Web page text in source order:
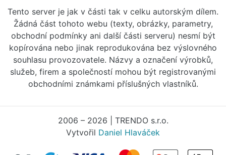
Tento server je jak v části tak v celku autorským dílem.
Žádná část tohoto webu (texty, obrázky, parametry,
obchodní podmínky ani další části serveru) nesmí být
kopírována nebo jinak reprodukována bez výslovného
souhlasu provozovatele. Názvy a označení výrobků,
služeb, firem a společností mohou být registrovanými
obchodními známkami příslušných vlastníků.
2006 – 2026 | TRENDO s.r.o.
Vytvořil Daniel Hlaváček